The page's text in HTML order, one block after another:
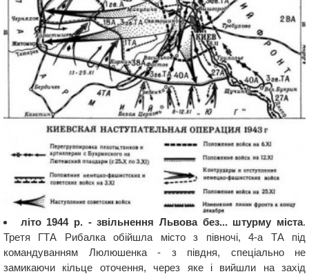
літо 1944 р. - звільнення Львова без... штурму міста.
Третя ГТА Рибалка обійшла місто з півночі, 4-а ТА під
командуванням Люлюшенка - з півдня, спеціально не
замикаючи кільце оточення, через яке і вийшли на захід